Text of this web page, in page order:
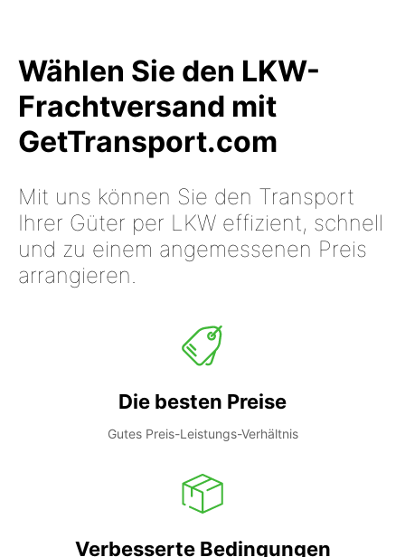
Wählen Sie den LKW-
Frachtversand mit
GetTransport.com
Mit uns können Sie den Transport
Ihrer Güter per LKW effizient, schnell
und zu einem angemessenen Preis
arrangieren.
Die besten Preise
Gutes Preis-Leistungs-Verhältnis
Verbesserte Bedingungen